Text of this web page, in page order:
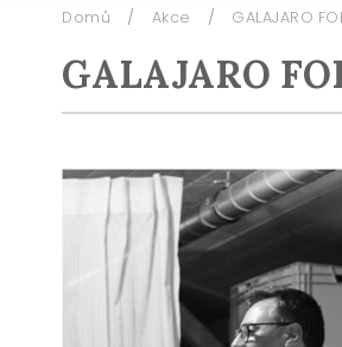
Přihlášení
Domů / Akce / GALAJARO
GALAJARO